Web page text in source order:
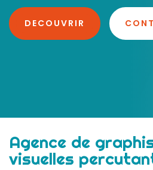
DECOUVRIR
Agence de
visuelles